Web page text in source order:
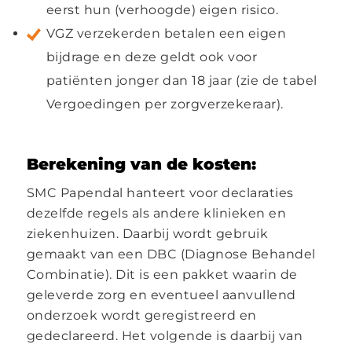
eerst hun (verhoogde) eigen risico.
VGZ verzekerden betalen een eigen
bijdrage en deze geldt ook voor
patiënten jonger dan 18 jaar (zie de tabel
Vergoedingen per zorgverzekeraar).
Berekening van de kosten:
SMC Papendal hanteert voor declaraties
dezelfde regels als andere klinieken en
ziekenhuizen. Daarbij wordt gebruik
gemaakt van een DBC (Diagnose Behandel
Combinatie). Dit is een pakket waarin de
geleverde zorg en eventueel aanvullend
onderzoek wordt geregistreerd en
gedeclareerd. Het volgende is daarbij van